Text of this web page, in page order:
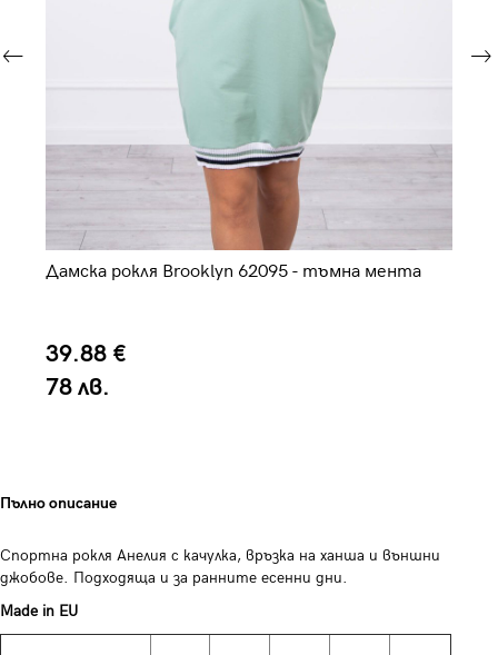
Дамска рокля Brooklyn 62095 - тъмна мента
39.88 €
78 лв.
Пълно описание
Спортна рокля Анелия с качулка, връзка на ханша и външни
джобове. Подходяща и за ранните есенни дни.
Made in EU